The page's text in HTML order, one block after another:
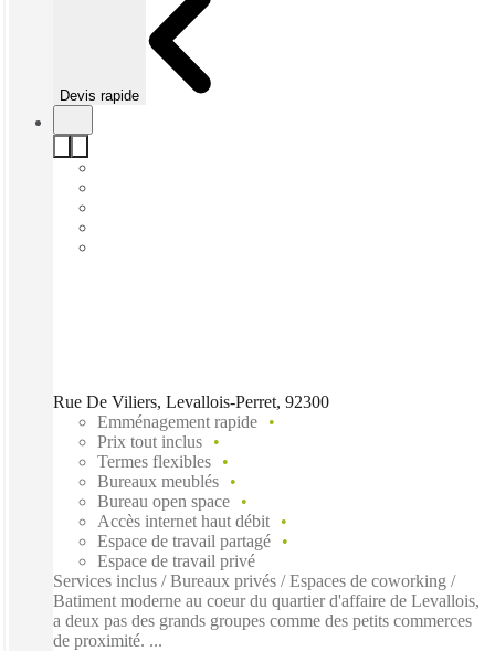
Devis rapide
Rue De Viliers, Levallois-Perret, 92300
Emménagement rapide
Prix tout inclus
Termes flexibles
Bureaux meublés
Bureau open space
Accès internet haut débit
Espace de travail partagé
Espace de travail privé
Services inclus / Bureaux privés / Espaces de coworking /
Batiment moderne au coeur du quartier d'affaire de Levallois,
a deux pas des grands groupes comme des petits commerces
de proximité. ...